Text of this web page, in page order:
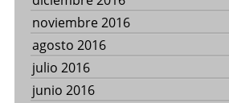
noviembre 2016
agosto 2016
julio 2016
junio 2016